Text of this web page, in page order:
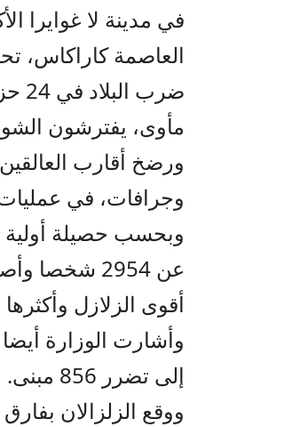
في مدينة لا غوايرا
العاصمة كاراكاس،
مأوى، يفترشون
ورضخ أقارب
وجرافات، في
وبحسب حصيلة أولية
أقوى الزلازل وأكثرها
إلى تضرر 856 مبنى.